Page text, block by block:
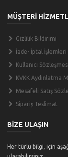
MÜŞTERİ
Gizlilik Bildirimi
İade- İptal İşlemleri
Kullanıcı Sözleşmesi
KVKK Aydınlatma
Mesafeli Satış
Sipariş Teslimat
BİZE ULAŞIN
Her türlü bilgi, için